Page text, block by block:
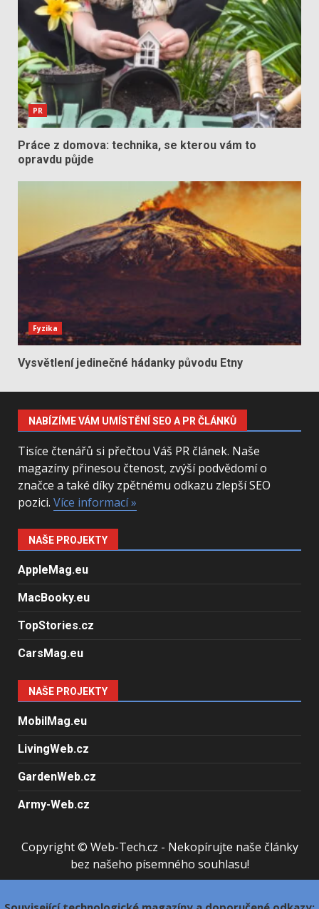
PR
Práce z domova: technika, se kterou vám to
opravdu půjde
Fyzika
Vysvětlení jedinečné hádanky původu Etny
NABÍZÍME VÁM UMÍSTĚNÍ SEO A PR ČLÁNKŮ
Tisíce čtenářů si přečtou Váš PR článek. Naše
magazíny přinesou čtenost, zvýší podvědomí o
značce a také díky zpětnému odkazu zlepší SEO
pozici. Více informací »
NAŠE PROJEKTY
AppleMag.eu
MacBooky.eu
TopStories.cz
CarsMag.eu
NAŠE PROJEKTY
MobilMag.eu
LivingWeb.cz
GardenWeb.cz
Army-Web.cz
Copyright © Web-Tech.cz - Nekopírujte naše články
bez našeho písemného souhlasu!